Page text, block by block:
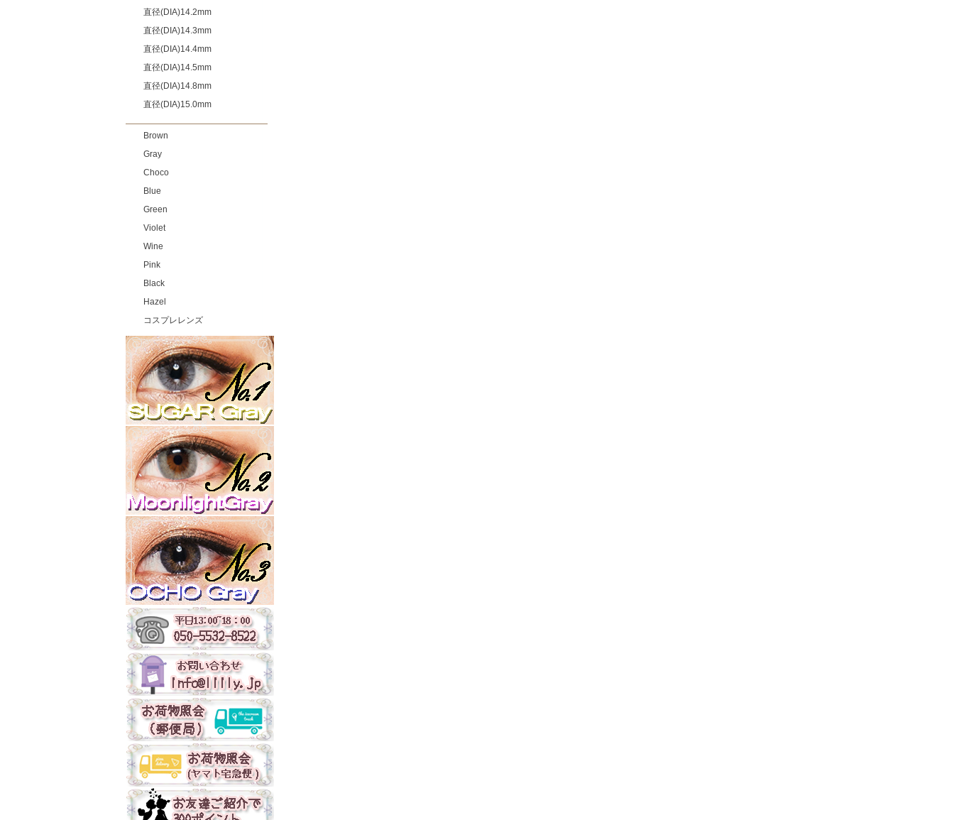
直径(DIA)14.2mm
直径(DIA)14.3mm
直径(DIA)14.4mm
直径(DIA)14.5mm
直径(DIA)14.8mm
直径(DIA)15.0mm
Brown
Gray
Choco
Blue
Green
Violet
Wine
Pink
Black
Hazel
コスプレレンズ